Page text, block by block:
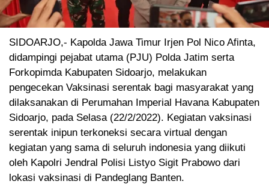
SIDOARJO,- Kapolda Jawa Timur Irjen Pol Nico Afinta,
didampingi pejabat utama (PJU) Polda Jatim serta
Forkopimda Kabupaten Sidoarjo, melakukan
pengecekan Vaksinasi serentak bagi masyarakat yang
dilaksanakan di Perumahan Imperial Havana Kabupaten
Sidoarjo, pada Selasa (22/2/2022). Kegiatan vaksinasi
serentak inipun terkoneksi secara virtual dengan
kegiatan yang sama di seluruh indonesia yang diikuti
oleh Kapolri Jendral Polisi Listyo Sigit Prabowo dari
lokasi vaksinasi di Pandeglang Banten.